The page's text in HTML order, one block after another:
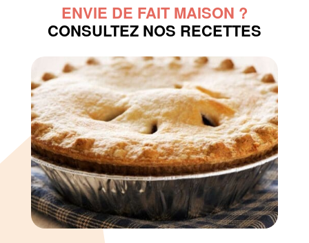
ENVIE DE FAIT MAISON ?
CONSULTEZ NOS RECETTES